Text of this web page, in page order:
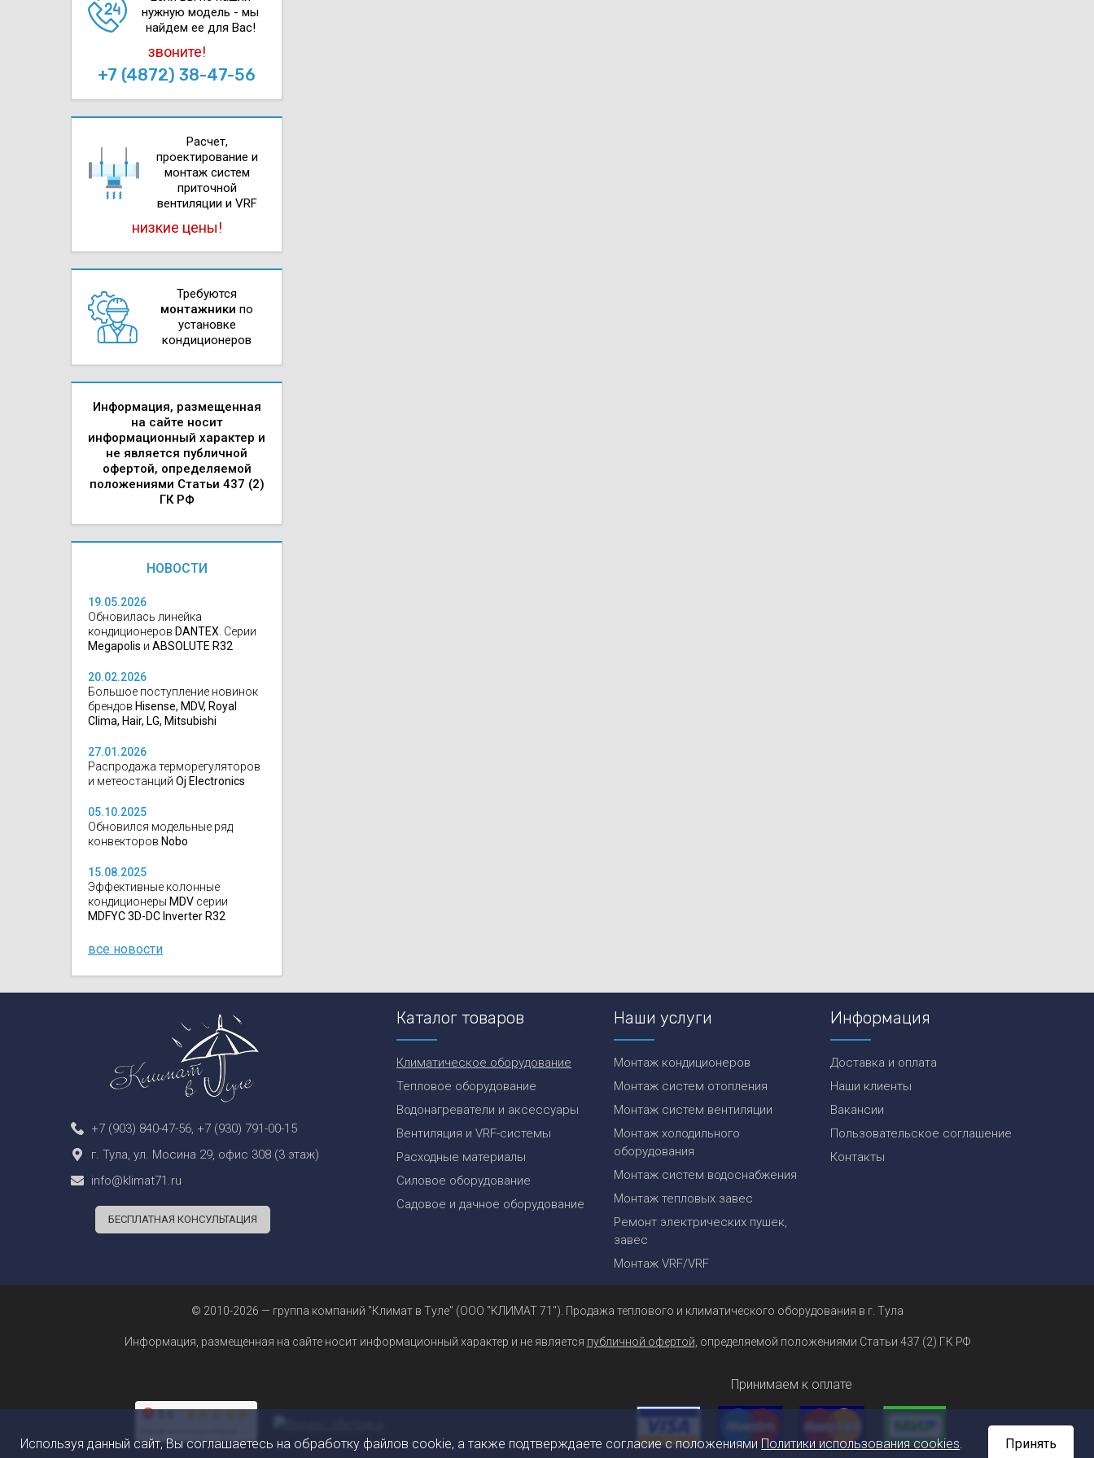
нужную модель - мы
найдем ее для Вас!
звоните!
+7 (4872) 38-47-56
Расчет,
проектирова­ние и
монтаж систем
приточной
вентиляции и VRF
низкие цены!
Требуются
монтажники по
установке
кондиционеров
Информация, размещенная
на сайте носит
информационный характер и
не является публичной
офертой, определяемой
положениями Статьи 437 (2)
ГК РФ
НОВОСТИ
19.05.2026
Обновилась линейка
кондиционеров DANTEX. Серии
Megapolis и ABSOLUTE R32
20.02.2026
Большое поступление новинок
брендов Hisense, MDV, Royal
Clima, Hair, LG, Mitsubishi
27.01.2026
Распродажа терморегуляторов
и метеостанций Oj Electronics
05.10.2025
Обновился модельные ряд
конвекторов Nobo
15.08.2025
Эффективные колонные
кондиционеры MDV серии
MDFYC 3D-DC Inverter R32
все новости
+7 (903) 840-47-56, +7 (930) 791-00-15
г. Тула, ул. Мосина 29, офис 308 (3 этаж)
info@klimat71.ru
БЕСПЛАТНАЯ КОНСУЛЬТАЦИЯ
Каталог товаров
Климатическое оборудование
Тепловое оборудование
Водонагреватели и аксессуары
Вентиляция и VRF-системы
Расходные материалы
Силовое оборудование
Садовое и дачное оборудование
Наши услуги
Монтаж кондиционеров
Монтаж систем отопления
Монтаж систем вентиляции
Монтаж холодильного
оборудования
Монтаж систем водоснабжения
Монтаж тепловых завес
Ремонт электрических пушек,
завес
Монтаж VRF/VRF
Информация
Доставка и оплата
Наши клиенты
Вакансии
Пользовательское соглашение
Контакты
© 2010-2026 — группа компаний "Климат в Туле" (ООО "КЛИМАТ 71"). Продажа теплового и климатического оборудования в г. Тула
Информация, размещенная на сайте носит информационный характер и не является публичной офертой, определяемой положениями Статьи 437 (2) ГК РФ
Принимаем к оплате
Используя данный сайт, Вы соглашаетесь на обработку файлов cookie, а также подтверждаете согласие с положениямиПолитики использования cookies. Принять